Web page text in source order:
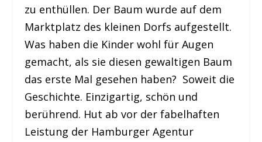
zu enthüllen. Der Baum wurde auf dem
Marktplatz des kleinen Dorfs aufgestellt.
Was haben die Kinder wohl für Augen
gemacht, als sie diesen gewaltigen Baum
das erste Mal gesehen haben? Soweit die
Geschichte. Einzigartig, schön und
berührend. Hut ab vor der fabelhaften
Leistung der Hamburger Agentur